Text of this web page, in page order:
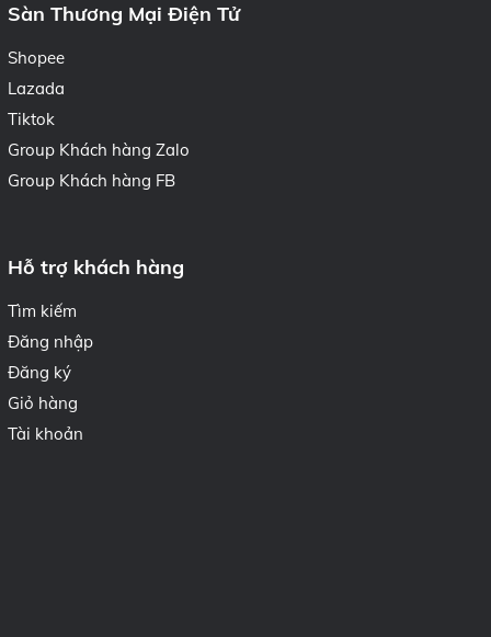
Sàn Thương Mại Điện Tử
Shopee
Lazada
Tiktok
Group Khách hàng Zalo
Group Khách hàng FB
Hỗ trợ khách hàng
Tìm kiếm
Đăng nhập
Đăng ký
Giỏ hàng
Tài khoản